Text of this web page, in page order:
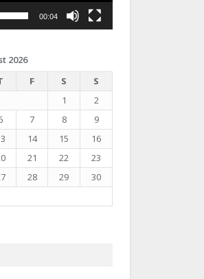
00:04
2026
F S
S
1
2
7 8
9
14 15
16
21 22
23
28 29
30